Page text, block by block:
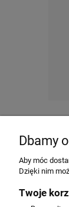
Dbamy
Aby móc
Dzięki nim
Twoje